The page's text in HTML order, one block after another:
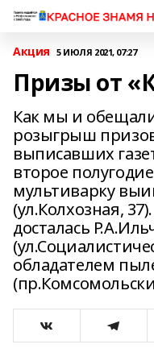
Акция 5 ИЮЛЯ 2021, 07:27
Призы от
Как мы и
розыгрыш
выписавших
второе
мультиварку
(ул.Колхозная,
досталась
обладателем